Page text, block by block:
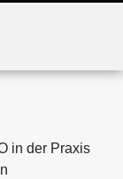
in der Praxis